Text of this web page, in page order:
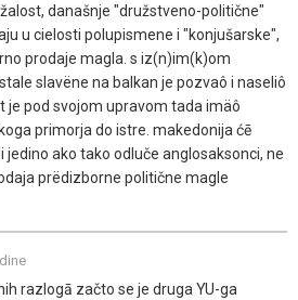
današnje "družstveno-politične"
u cielosti polupismene i "konjušarske",
prodaje magla. s iz(n)im(k)om
slavëne na balkan je pozvaô i naseliô
je pod svojom upravom tada imäô
primorja do istre. makedonija ćē
jedino ako tako odluče anglosaksonci, ne
prëdizborne politične magle
razlogā začto se je druga YU-ga